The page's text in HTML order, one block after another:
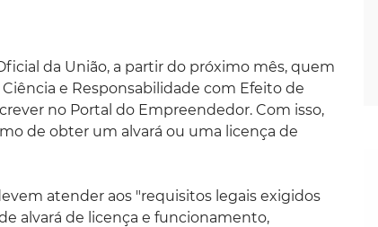
da União, a partir do próximo mês, quem
e Responsabilidade com Efeito de
no Portal do Empreendedor. Com isso,
de obter um alvará ou uma licença de
atender aos "requisitos legais exigidos
alvará de licença e funcionamento,